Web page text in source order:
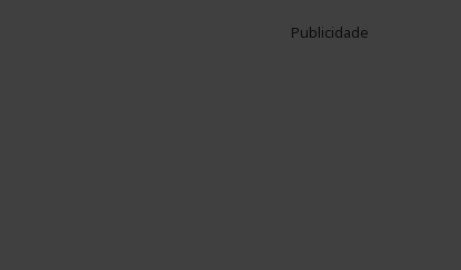
Publicidade